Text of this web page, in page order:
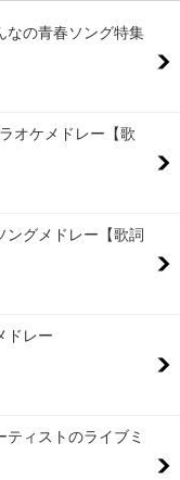
なの青春ソング特集
オケメドレー【歌
ングメドレー【歌詞
ドレー
ィストのライブミ